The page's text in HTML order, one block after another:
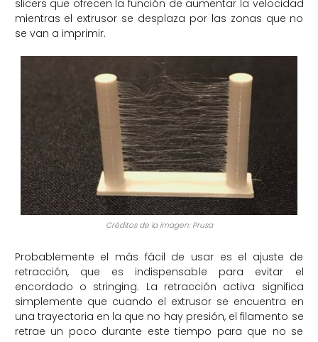
slicers que ofrecen la función de aumentar la velocidad
mientras el extrusor se desplaza por las zonas que no
se van a imprimir.
Créditos de la imagen: Prusa
Probablemente el más fácil de usar es el ajuste de
retracción, que es indispensable para evitar el
encordado o stringing. La retracción activa significa
simplemente que cuando el extrusor se encuentra en
una trayectoria en la que no hay presión, el filamento se
retrae un poco durante este tiempo para que no se